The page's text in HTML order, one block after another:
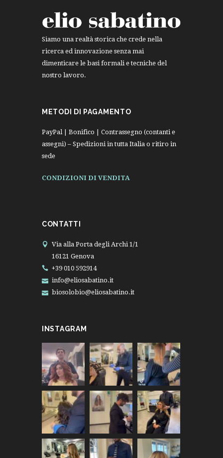
Siamo una realtà storica che crede nella
ricerca ed innovazione senza mai
dimenticare le basi formali e tecniche del
nostro lavoro.
METODI DI PAGAMENTO
PayPal | Bonifico | Contrassegno (contanti e
assegni) – Spedizioni in tutta Italia o ritiro in
sede
CONDIZIONI DI VENDITA
CONTATTI
Via alla Porta degli Archi 1/1
16121 Genova
+39 010 592914
info@eliosabatino.it
biosolobio@eliosabatino.it
INSTAGRAM